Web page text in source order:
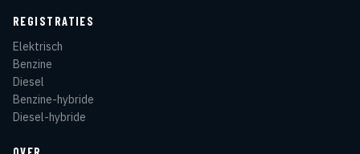
REGISTRATIES
Elektrisch
Benzine
Diesel
Benzine-hybride
Diesel-hybride